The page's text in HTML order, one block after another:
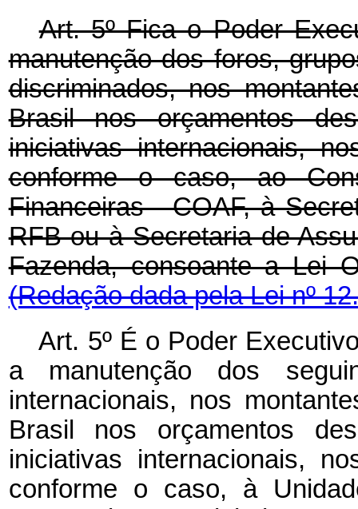
Art. 5º Fica o Poder
manutenção dos foros,
discriminados, nos
Brasil nos orçamentos
iniciativas internacionais,
conforme o caso, ao
Financeiras - COAF, à
RFB ou à Secretaria de
Fazenda, consoante a
(Redação dada pela Lei nº
Art. 5º É o Poder
a manutenção dos
internacionais, nos
Brasil nos orçamentos
iniciativas internacionais,
conforme o caso, à